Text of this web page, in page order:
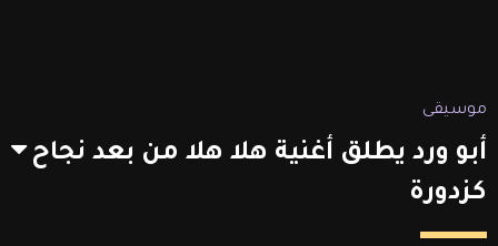
موسيقى
أبو ورد يطلق أغنية هلا هلا من بعد نجاح
كزدورة